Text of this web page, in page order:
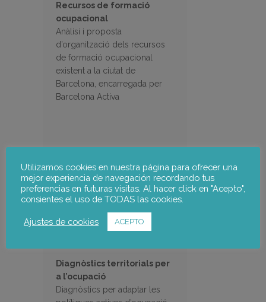
Recursos de formació
ocupacional
Anàlisi i proposta
d’organització dels recursos
de formació ocupacional
existent a la ciutat de
Barcelona, encarregada per
Barcelona Activa
Diagnòstics territorials per
a l’ocupació
Diagnòstics per adaptar les
Utilizamos cookies en nuestra página para ofrecer una
mejor experiencia de navegación recordando tus
preferencias en futuras visitas. Al hacer click en "Acepto",
consientes el uso de TODAS las cookies.
Ajustes de cookies ACEPTO